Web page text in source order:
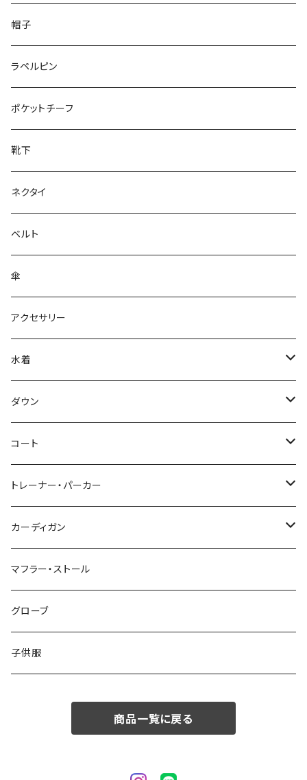
50/XL～
48/L
50/XL～
26cm～
27cm～
28cm～
帽子
ラペルピン
ポケットチーフ
靴下
ネクタイ
ベルト
傘
アクセサリー
水着
～44/S
46/M
48/L
50/XL～
ダウン
～44/S
46/M
48/L
50/XL～
コート
～44/S
46/M
48/L
50/XL～
トレーナー・パーカー
～44/S
46/M
48/L
50/XL～
カーディガン
～44/S
46/M
48/L
マフラー・ストール
グローブ
子供服
商品一覧に戻る